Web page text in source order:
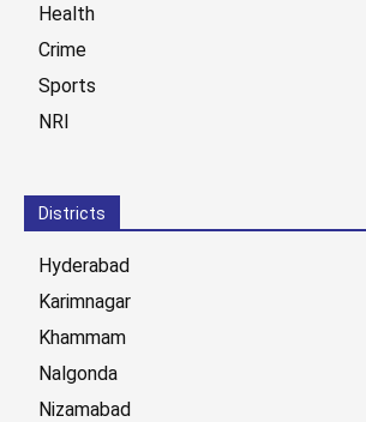
Health
Crime
Sports
NRI
Districts
Hyderabad
Karimnagar
Khammam
Nalgonda
Nizamabad